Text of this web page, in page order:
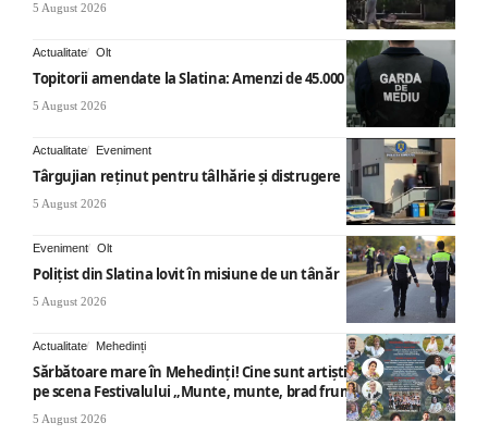
5 August 2026
Actualitate Olt
Topitorii amendate la Slatina: Amenzi de 45.000 de lei
5 August 2026
Actualitate Eveniment
Târgujian reținut pentru tâlhărie și distrugere
5 August 2026
Eveniment Olt
Polițist din Slatina lovit în misiune de un tânăr
5 August 2026
Actualitate Mehedinți
Sărbătoare mare în Mehedinți! Cine sunt artiștii care vor urca
pe scena Festivalului „Munte, munte, brad frumos”
5 August 2026